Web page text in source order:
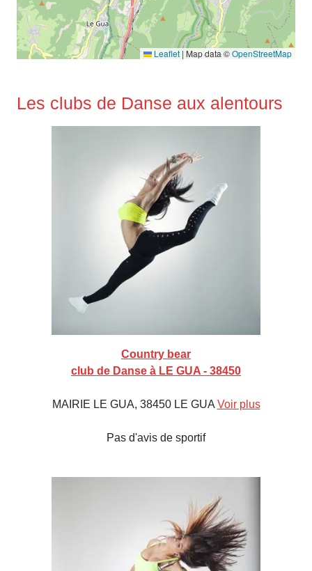
Leaflet | Map data ©OpenStreetMap
Les clubs de Danse aux alentours
Country bear
club de Danse à LE GUA - 38450
MAIRIE LE GUA, 38450 LE GUA Voir plus
Pas d'avis de sportif